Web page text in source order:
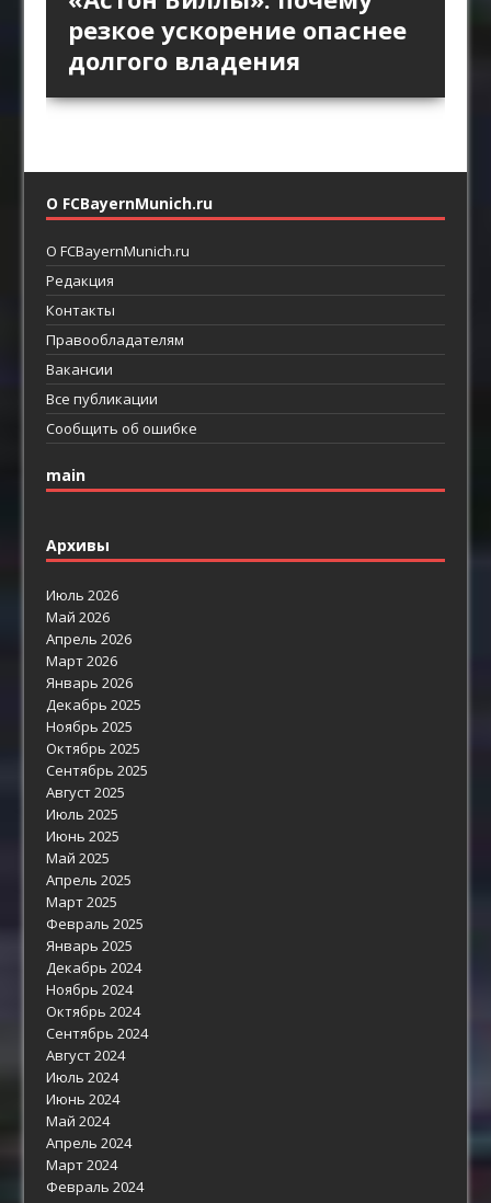
пространство за защитой
как главный ресурс атаки
Английской премьер-лиги
возвращают прямой
футбол
позиционной атаки
резкое ускорение опаснее
долгого владения
как ротации освобождают
пространство между
линиями
О FCBayernMunich.ru
О FCBayernMunich.ru
Редакция
Контакты
Правообладателям
Вакансии
Все публикации
Сообщить об ошибке
main
Архивы
Июль 2026
Май 2026
Апрель 2026
Март 2026
Январь 2026
Декабрь 2025
Ноябрь 2025
Октябрь 2025
Сентябрь 2025
Август 2025
Июль 2025
Июнь 2025
Май 2025
Апрель 2025
Март 2025
Февраль 2025
Январь 2025
Декабрь 2024
Ноябрь 2024
Октябрь 2024
Сентябрь 2024
Август 2024
Июль 2024
Июнь 2024
Май 2024
Апрель 2024
Март 2024
Февраль 2024